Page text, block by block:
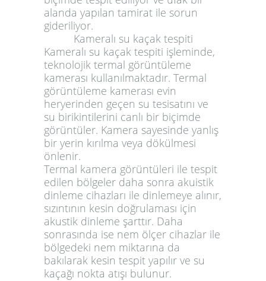
alanda yapılan tamirat ile sorun
gideriliyor.
Kameralı su kaçak tespiti
Kameralı su kaçak tespiti işleminde,
teknolojik termal görüntüleme
kamerası kullanılmaktadır. Termal
görüntüleme kamerası evin
heryerinden geçen su tesisatını ve
su birikintilerini canlı bir biçimde
görüntüler. Kamera sayesinde yanlış
bir yerin kırılma veya dökülmesi
önlenir.
Termal kamera görüntüleri ile tespit
edilen bölgeler daha sonra akuistik
dinleme cihazları ile dinlemeye alınır,
sızıntının kesin doğrulaması için
akustik dinleme şarttır. Daha
sonrasında ise nem ölçer cihazlar ile
bölgedeki nem miktarına da
bakılarak kesin tespit yapılır ve su
kaçağı nokta atışı bulunur.